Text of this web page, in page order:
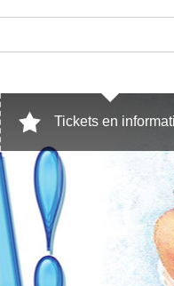
Tickets en